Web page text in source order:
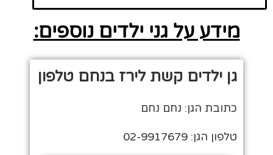
מידע על גני ילדים נוספים:
גן ילדים קשת לירז בנחם טלפון
כתובת הגן: נחם נחם
טלפון הגן: 02-9917679